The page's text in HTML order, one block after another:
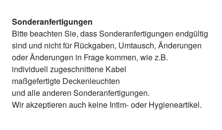
Sonderanfertigungen
Bitte beachten Sie, dass Sonderanfertigungen endgültig
sind und nicht für Rückgaben, Umtausch, Änderungen
oder Änderungen in Frage kommen, wie z.B.
individuell zugeschnittene Kabel
maßgefertigte Deckenleuchten
und alle anderen Sonderanfertigungen.
Wir akzeptieren auch keine Intim- oder Hygieneartikel.